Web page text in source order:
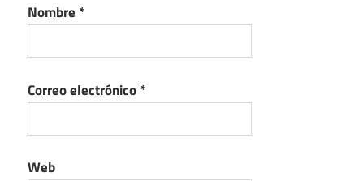
Nombre *
Correo electrónico*
Web